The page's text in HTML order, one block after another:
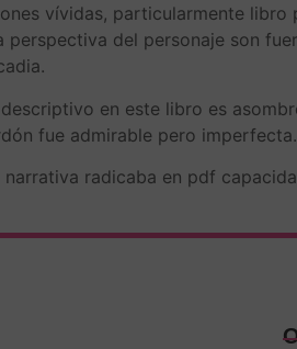
vívidas, particularmente
perspectiva del personaje son
en este libro es
fue admirable pero imperfecta.
radicaba en pdf